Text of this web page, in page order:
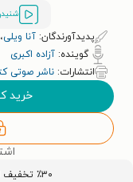
پدیدآورندگان: آنا ویلی،
گوینده: آزاده اکبری
انتشارات: ناشر صوتی
خرید
٪۳۰ تخفیف اولین خرید کتاب با کد